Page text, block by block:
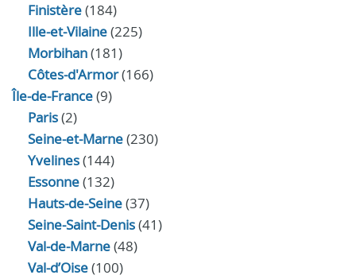
Finistère(184)
Ille-et-Vilaine(225)
Morbihan(181)
Côtes-d'Armor(166)
Île-de-France(9)
Paris(2)
Seine-et-Marne(230)
Yvelines(144)
Essonne(132)
Hauts-de-Seine(37)
Seine-Saint-Denis(41)
Val-de-Marne(48)
Val-d’Oise(100)